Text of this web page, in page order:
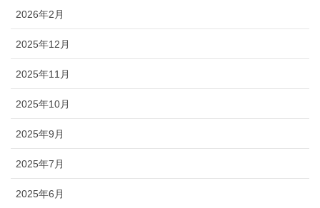
2026年2月
2025年12月
2025年11月
2025年10月
2025年9月
2025年7月
2025年6月